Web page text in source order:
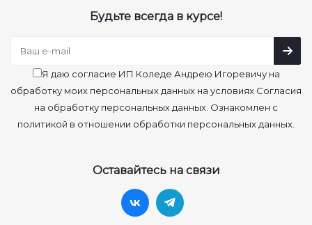
Будьте всегда в курсе!
Я даю согласие ИП Коледе Андрею Игоревичу на
обработку моих персональных данных на условиях Согласия
на обработку персональных данных. Ознакомлен с
политикой в отношении обработки персональных данных.
Оставайтесь на связи